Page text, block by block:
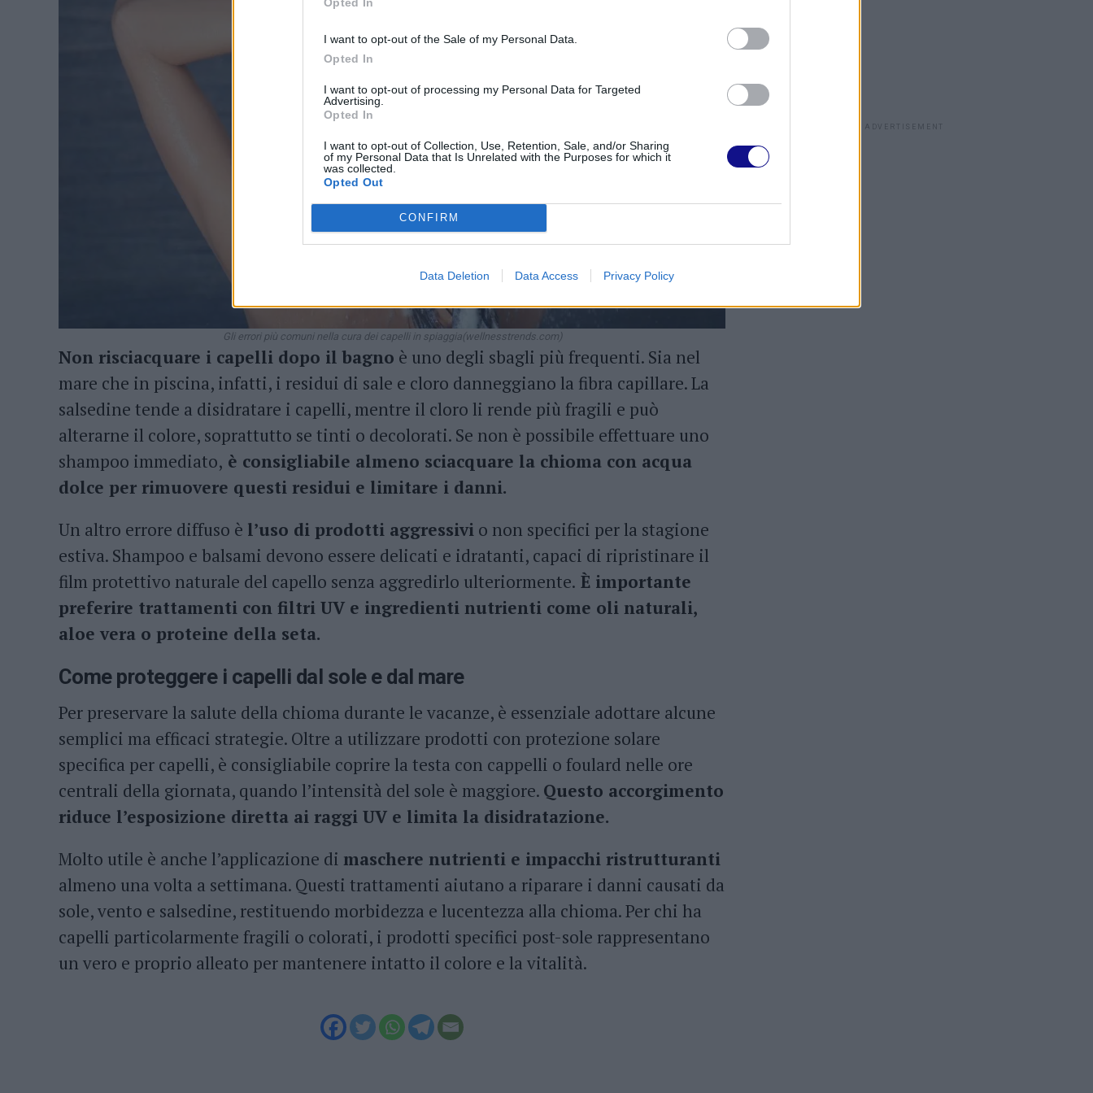
I want to opt-out of the Sale of my Personal Data.
Opted In
I want to opt-out of processing my Personal Data for Targeted
Advertising.
Opted In
I want to opt-out of Collection, Use, Retention, Sale, and/or Sharing
of my Personal Data that Is Unrelated with the Purposes for which it
was collected.
Opted Out
CONFIRM
Data Deletion Data Access Privacy Policy
Gli errori più comuni nella cura dei capelli in spiaggia(wellnesstrends.com)
Non risciacquare i capelli dopo il bagno è uno degli sbagli più frequenti. Sia nel
mare che in piscina, infatti, i residui di sale e cloro danneggiano la fibra capillare. La
salsedine tende a disidratare i capelli, mentre il cloro li rende più fragili e può
alterarne il colore, soprattutto se tinti o decolorati. Se non è possibile effettuare uno
shampoo immediato, è consigliabile almeno sciacquare la chioma con acqua
dolce per rimuovere questi residui e limitare i danni.
Un altro errore diffuso è l’uso di prodotti aggressivi o non specifici per la stagione
estiva. Shampoo e balsami devono essere delicati e idratanti, capaci di ripristinare il
film protettivo naturale del capello senza aggredirlo ulteriormente. È importante
preferire trattamenti con filtri UV e ingredienti nutrienti come oli naturali,
aloe vera o proteine della seta.
Come proteggere i capelli dal sole e dal mare
Per preservare la salute della chioma durante le vacanze, è essenziale adottare alcune
semplici ma efficaci strategie. Oltre a utilizzare prodotti con protezione solare
specifica per capelli, è consigliabile coprire la testa con cappelli o foulard nelle ore
centrali della giornata, quando l’intensità del sole è maggiore. Questo accorgimento
riduce l’esposizione diretta ai raggi UV e limita la disidratazione.
Molto utile è anche l’applicazione di maschere nutrienti e impacchi ristrutturanti
almeno una volta a settimana. Questi trattamenti aiutano a riparare i danni causati da
sole, vento e salsedine, restituendo morbidezza e lucentezza alla chioma. Per chi ha
capelli particolarmente fragili o colorati, i prodotti specifici post-sole rappresentano
un vero e proprio alleato per mantenere intatto il colore e la vitalità.
ADVERTISEMENT